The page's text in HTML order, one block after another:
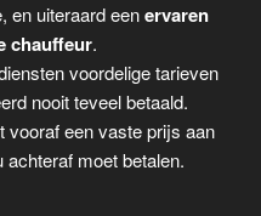
en uiteraard eenervaren
chauffeur.
voordelige tarieven
nooit teveel betaald.
vooraf een vaste prijs aan
moet betalen.